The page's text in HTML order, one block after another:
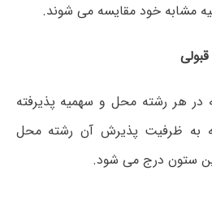
مشابه خود مقایسه می شوند.
در هر رشته محل و سهمیه پذیرفته
به ظرفیت پذیرش آن رشته محل
ستون درج می شود.